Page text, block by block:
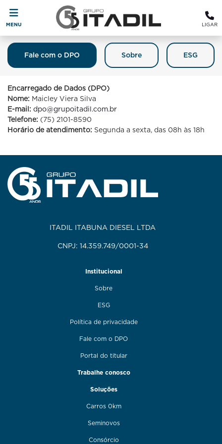
MENU LIGAR
Sobre ESG
Fale com o DPO
Fale Com O DPO (Encarregado De
Proteção De Dados)
Encarregado de Dados (DPO)
Nome: Maicley Viera Silva
E-mail: dpo@grupoitadil.com.br
Telefone: (75) 2101-8590
Horário de atendimento: Segunda a sexta, das 08h às 18h
ITADIL ITABUNA DIESEL LTDA
CNPJ: 14.359.749/0001-34
Institucional
Sobre
ESG
Política de privacidade
Fale com o DPO
Portal do titular
Trabalhe conosco
Soluções
Carros 0km
Seminovos
Consórcio